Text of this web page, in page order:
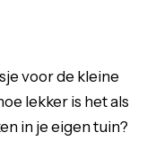
voor de kleine
lekker is het als
in je eigen tuin?